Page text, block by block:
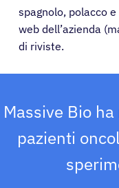
spagnolo, polacco
web dell’azienda
di riviste.
Massive Bio
pazienti